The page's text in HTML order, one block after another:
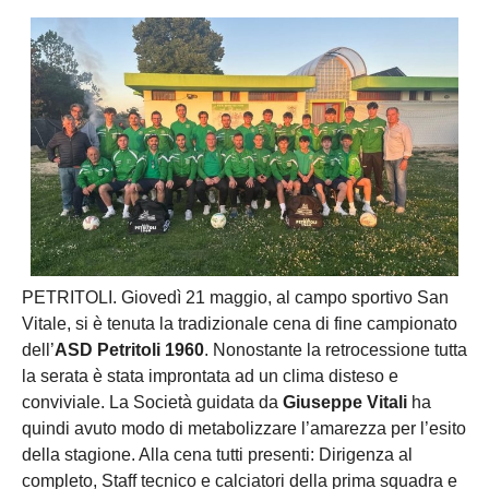
PETRITOLI. Giovedì 21 maggio, al campo sportivo San
Vitale, si è tenuta la tradizionale cena di fine campionato
dell’ASD Petritoli 1960. Nonostante la retrocessione tutta
la serata è stata improntata ad un clima disteso e
conviviale. La Società guidata da Giuseppe Vitali ha
quindi avuto modo di metabolizzare l’amarezza per l’esito
della stagione. Alla cena tutti presenti: Dirigenza al
completo, Staff tecnico e calciatori della prima squadra e